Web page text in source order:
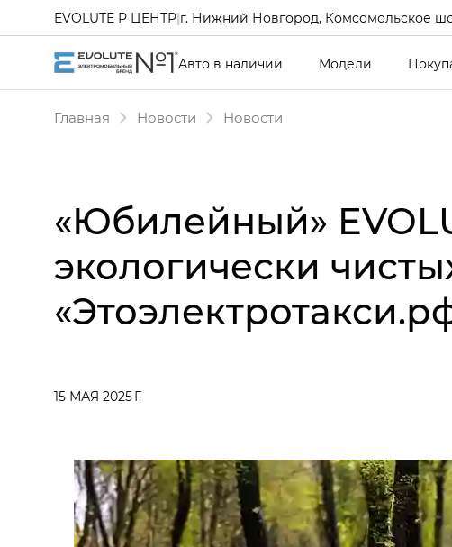
EVOLUTE Р ЦЕНТР|г. Нижний Новгород, Комсомольское
Авто в наличии Модели
Главная Новости Новости
«Юбилейный»
экологически
15 МАЯ 2025 Г.